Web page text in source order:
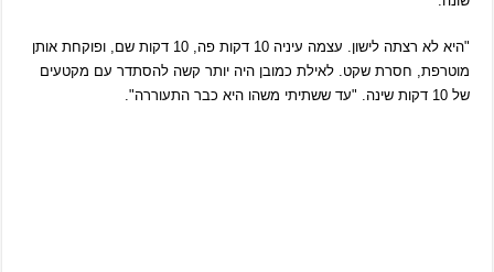
"היא לא רצתה לישון. עצמה עיניה 10 דקות פה, 10 דקות שם, ופוקחת אותן
מוטרפת, חסרת שקט. לאילת כמובן היה יותר קשה להסתדר עם מקטעים
של 10 דקות שינה. "עד ששתיתי משהו היא כבר התעוררה".